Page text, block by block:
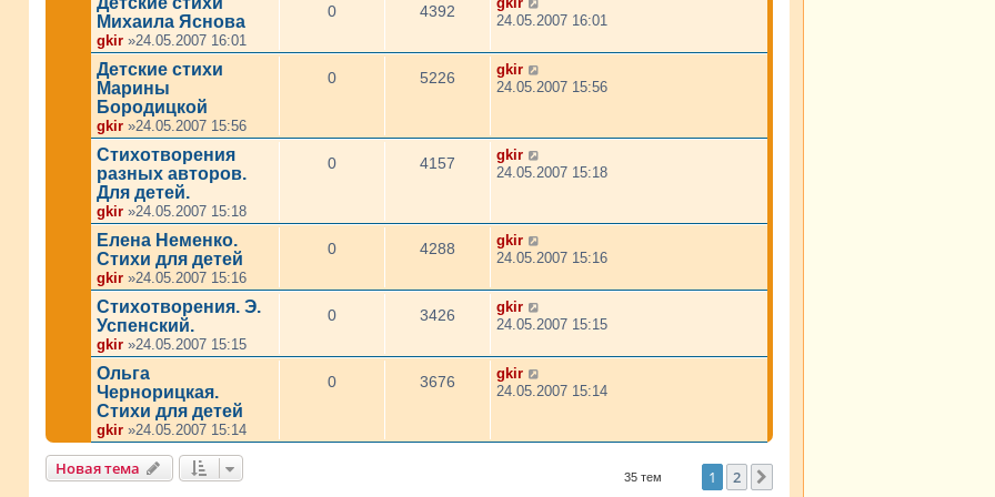
Михаила Яснова
gkir »24.05.2007 16:01
0 4392
24.05.2007 16:01
Детские стихи
Марины
Бородицкой
gkir »24.05.2007 15:56
0 5226
gkir
24.05.2007 15:56
Стихотворения
разных авторов.
Для детей.
gkir »24.05.2007 15:18
0 4157
gkir
24.05.2007 15:18
Елена Неменко.
Стихи для детей
gkir »24.05.2007 15:16
0 4288
gkir
24.05.2007 15:16
Стихотворения. Э.
Успенский.
gkir »24.05.2007 15:15
0 3426
gkir
24.05.2007 15:15
Ольга
Чернорицкая.
Стихи для детей
gkir »24.05.2007 15:14
0 3676
gkir
24.05.2007 15:14
Новая тема 35 тем 1 2